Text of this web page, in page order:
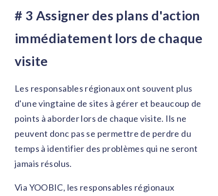
# 3 Assigner des plans d'action
immédiatement lors de chaque
visite
Les responsables régionaux ont souvent plus
d'une vingtaine de sites à gérer et beaucoup de
points à aborder lors de chaque visite. Ils ne
peuvent donc pas se permettre de perdre du
temps à identifier des problèmes qui ne seront
jamais résolus.
Via YOOBIC, les responsables régionaux